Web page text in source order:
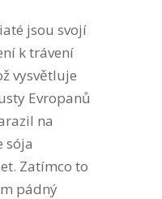
jsou svojí
k trávení
vysvětluje
Evropanů
na
sója
Zatímco to
pádný